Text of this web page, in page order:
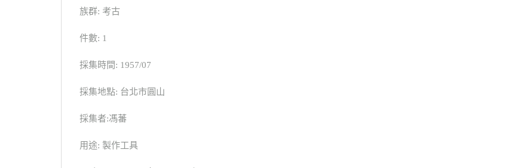
族群: 考古
件數: 1
採集時間: 1957/07
採集地點: 台北市圓山
採集者:馮蕃
用途: 製作工具